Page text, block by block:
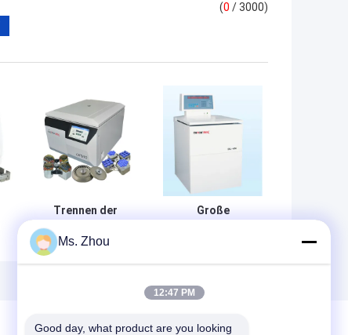
(0 / 3000)
Trennen der
Rotor-Zentrifuge
Große
Stahlrumpf-
Ms. Zhou
12:47 PM
Good day, what product are you looking